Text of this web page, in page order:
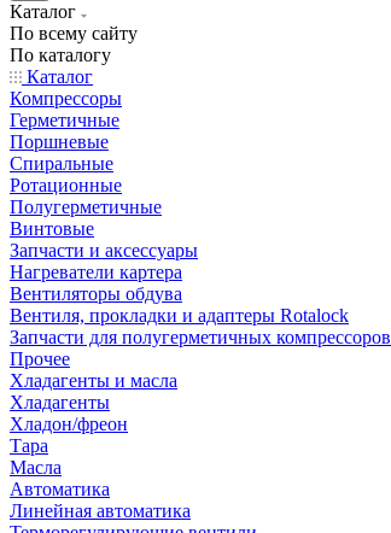
Каталог
По всему сайту
По каталогу
Каталог
Компрессоры
Герметичные
Поршневые
Спиральные
Ротационные
Полугерметичные
Винтовые
Запчасти и аксессуары
Нагреватели картера
Вентиляторы обдува
Вентиля, прокладки и адаптеры Rotalock
Запчасти для полугерметичных компрессоров
Прочее
Хладагенты и масла
Хладагенты
Хладон/фреон
Тара
Масла
Автоматика
Линейная автоматика